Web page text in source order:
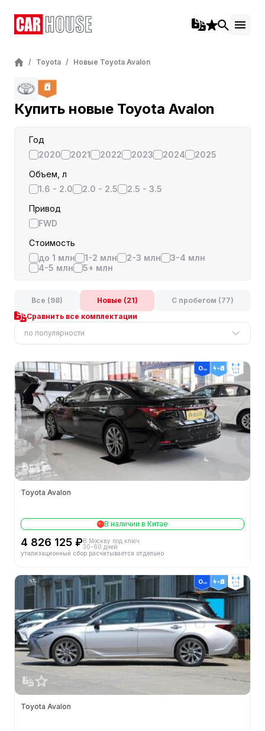
/ Toyota / Новые Toyota Avalon
Купить новые Toyota Avalon
Год
2020
2021 2022 2023 2024
2025
Объем, л
1.6 - 2.0
2.0 - 2.5
2.5 - 3.5
Привод
FWD
Стоимость
до 1 млн
1-2 млн 2-3 млн
3-4 млн
4-5 млн
5+ млн
Все (98) Новые (21)
С пробегом (77)
Сравнить все комплектации
по популярности
2wd
Toyota Avalon
В наличии в Китае
4 826 125 ₽В Москву под ключ
30-60 дней
утилизационный сбор расчитывается отдельно
2wd
Toyota Avalon